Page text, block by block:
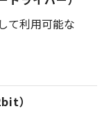
て利用可能な
）